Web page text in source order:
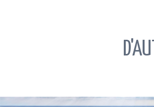
OrlandoImmobilier.com